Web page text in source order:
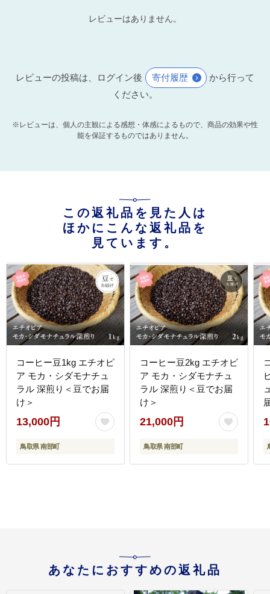
レビューはありません。
レビューの投稿は、ログイン後 寄付履歴
から行って
ください。
※レビューは、個人の主観による感想・体感によるもので、商品の効果や性
能を保証するものではありません。
この返礼品を見た人は
ほかにこんな返礼品を
見ています。
コーヒー豆1kg エチオピ
ア モカ・シダモナチュ
ラル 深煎り＜豆でお届
け＞
13,000円
鳥取県 南部町
コーヒー豆2kg エチオピ
ア モカ・シダモナチュ
ラル 深煎り＜豆でお届
け＞
21,000円
鳥取県 南部町
あなたにおすすめの返礼品